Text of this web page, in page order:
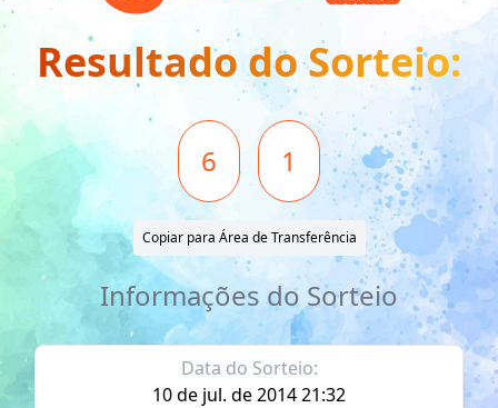
Resultado do Sorteio:
6 1
Copiar para Área de Transferência
Informações do Sorteio
Data do Sorteio:
10 de jul. de 2014 21:32